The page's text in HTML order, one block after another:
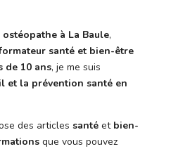
ostéopathe à La Baule,
santé et bien-être
de 10 ans, je me suis
et la prévention santé en
des articles santéet bien-
que vous pouvez